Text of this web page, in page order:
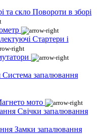
Повороти в зборі
Стартери і
Система запалювання
мото
Свічки запалювання
Замки запалювання